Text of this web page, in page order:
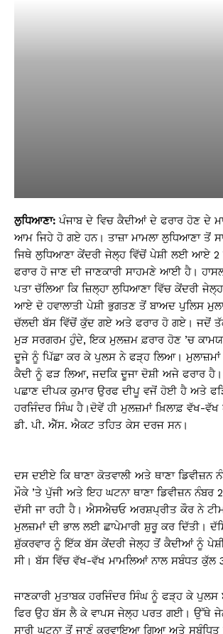
ਲੁਧਿਆਣਾ: ਪੰਜਾਬ ਦੇ ਵਿਚ ਕੈਦੀਆਂ ਦੇ ਫਰਾਰ ਹੋਣ ਦੇ
ਆਮ ਜਿਹੇ ਹੋ ਗਏ ਹਨ। ਤਾਜ਼ਾ ਮਾਮਲਾ ਲੁਧਿਆਣਾ
ਜਿਥੇ ਲੁਧਿਆਣਾ ਕੇਂਦਰੀ ਜੇਲ੍ਹ ਵਿੱਚੋਂ ਪੇਸ਼ੀ ਲਈ ਆਏ 2
ਫਰਾਰ ਹੋ ਜਾਣ ਦੀ ਜਾਣਕਾਰੀ ਸਾਹਮਣੇ ਆਈ ਹੈ।
ਪਤਾ ਚੱਲਿਆ ਕਿ ਜ਼ਿਲ੍ਹਾ ਲੁਧਿਆਣਾ ਵਿੱਚ ਕੇਂਦਰੀ
ਆਏ ਦੋ ਹਵਾਲਾਤੀ ਪੇਸ਼ੀ ਭੁਗਤਣ ਤੋਂ ਬਾਅਦ ਪੁਲਿਸ
ਚੱਲਦੀ ਬੱਸ ਵਿੱਚੋਂ ਕੁੱਦ ਗਏ ਅਤੇ ਫਰਾਰ ਹੋ ਗਏ। ਜਦੋਂ
ਮੁੜ ਸਰਗਰਮ ਹੁੰਦੇ, ਇਕ ਮੁਲਜ਼ਮ ਫ਼ਰਾਰ ਹੋਣ ’ਚ
ਦੂਜੇ ਨੂੰ ਪਿੱਛਾ ਕਰ ਕੇ ਪੁਲਸ ਨੇ ਫੜ੍ਹ ਲਿਆ।
ਕੈਦੀ ਨੂੰ ਫੜ ਲਿਆ, ਜਦਕਿ ਦੂਜਾ ਦੋਸ਼ੀ ਅਜੇ ਫਰਾਰ ਹੈ।
ਪਛਾਣ ਦੀਪਕ ਕੁਮਾਰ ਉਰਫ ਦੀਪੂ ਵਜੋਂ ਹੋਈ ਹੈ ਅਤੇ
ਹਰਜਿੰਦਰ ਸਿੰਘ ਹੈ।ਦੋਵੇਂ ਹੀ ਮੁਲਜ਼ਮਾਂ ਖ਼ਿਲਾਫ਼ ਵੱਖ-
ਡੀ. ਪੀ. ਐੱਸ. ਐਕਟ ਤਹਿਤ ਕੇਸ ਦਰਜ ਸਨ।
ਦਸ ਦਈਏ ਕਿ ਥਾਣਾ ਕੋਤਵਾਲੀ ਅਤੇ ਥਾਣਾ ਡਿਵੀਜ਼ਨ
ਮੌਕੇ ’ਤੇ ਪੁੱਜੀ ਅਤੇ ਇਹ ਘਟਨਾ ਥਾਣਾ ਡਿਵੀਜ਼ਨ ਨੰਬਰ
ਦੱਸੀ ਜਾ ਰਹੀ ਹੈ। ਐਸਐਚਓ ਅਰਸ਼ਪ੍ਰੀਤ ਕੌਰ ਨੇ
ਮੁਲਜ਼ਮਾਂ ਦੀ ਭਾਲ ਲਈ ਛਾਪੇਮਾਰੀ ਸ਼ੁਰੂ ਕਰ ਦਿੱਤੀ।
ਸ਼ੁੱਕਰਵਾਰ ਨੂੰ ਇੱਕ ਬੱਸ ਕੇਂਦਰੀ ਜੇਲ੍ਹ ਤੋਂ ਕੈਦੀਆਂ ਨੂੰ
ਸੀ। ਬੱਸ ਵਿੱਚ ਵੱਖ-ਵੱਖ ਮਾਮਲਿਆਂ ਨਾਲ ਸਬੰਧਤ ਕੁੱਲ
ਜਾਣਕਾਰੀ ਮੁਤਾਬਕ ਹਰਜਿੰਦਰ ਸਿੰਘ ਨੂੰ ਫੜ੍ਹ ਕੇ
ਫਿਰ ਉਹ ਬੱਸ ਲੈ ਕੇ ਵਾਪਸ ਜੇਲ੍ਹ ਪਰਤ ਗਈ। ਉੱਥੇ
ਸਾਰੀ ਘਟਨਾ ਤੋਂ ਜਾਣੂੰ ਕਰਵਾਇਆ ਗਿਆ ਅਤੇ ਸਬੰਧਿਤ